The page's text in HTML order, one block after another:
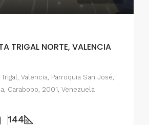
TRIGAL NORTE, VALENCIA
Valencia, Parroquia San José,
Carabobo, 2001, Venezuela
144